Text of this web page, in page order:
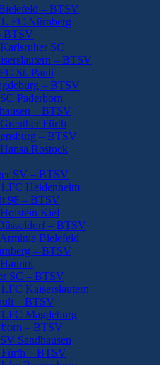
– BTSV
FC Nürnberg
BTSV
SC
– BTSV
St. Pauli
– BTSV
Paderborn
– BTSV
Fürth
– BTSV
Rostock
SV – BTSV
Heidenheim
98 – BTSV
Kiel
– BTSV
Bielefeld
– BTSV
SC – BTSV
Kaiserslautern
– BTSV
Magdeburg
– BTSV
Sandhausen
Fürth – BTSV